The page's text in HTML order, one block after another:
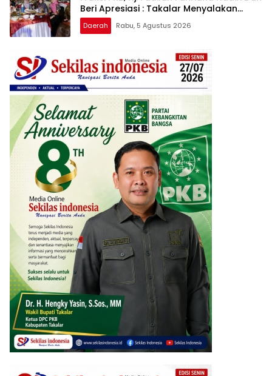
Beri Apresiasi : Takalar Menyalakan
Lentera Pengabdian Melalui Malam
Apresiasi dan Inovasi Award 2026
Daerah Rabu, 5 Agustus 2026